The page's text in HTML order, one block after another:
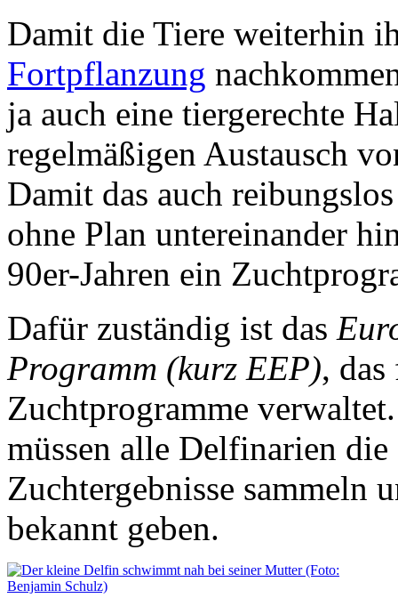
Damit die Tiere weiterhin
Fortpflanzung
ja auch eine tiergerechte
regelmäßigen Austausch
Damit das auch
ohne Plan untereinander
90er-Jahren ein
Dafür zuständig ist das
Programm (kurz EEP),
Zuchtprogramme
müssen alle Delfinarien
Zuchtergebnisse sammeln
bekannt geben.